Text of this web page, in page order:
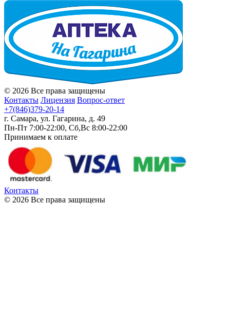
© 2026 Все права защищены
Контакты Лицензия Вопрос-ответ
+7(846)379-20-14
г. Самара, ул. Гагарина, д. 49
Пн-Пт 7:00-22:00, Сб,Вс 8:00-22:00
Принимаем к оплате
Контакты
© 2026 Все права защищены